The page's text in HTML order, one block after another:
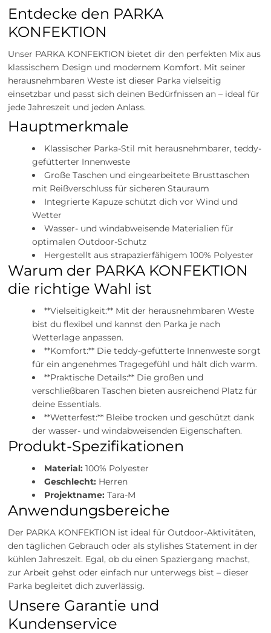
Entdecke den PARKA
KONFEKTION
Unser PARKA KONFEKTION bietet dir den perfekten Mix aus
klassischem Design und modernem Komfort. Mit seiner
herausnehmbaren Weste ist dieser Parka vielseitig
einsetzbar und passt sich deinen Bedürfnissen an – ideal für
jede Jahreszeit und jeden Anlass.
Hauptmerkmale
Klassischer Parka-Stil mit herausnehmbarer, teddy-
gefütterter Innenweste
Große Taschen und eingearbeitete Brusttaschen
mit Reißverschluss für sicheren Stauraum
Integrierte Kapuze schützt dich vor Wind und
Wetter
Wasser- und windabweisende Materialien für
optimalen Outdoor-Schutz
Hergestellt aus strapazierfähigem 100% Polyester
Warum der PARKA KONFEKTION
die richtige Wahl ist
**Vielseitigkeit:** Mit der herausnehmbaren Weste
bist du flexibel und kannst den Parka je nach
Wetterlage anpassen.
**Komfort:** Die teddy-gefütterte Innenweste sorgt
für ein angenehmes Tragegefühl und hält dich warm.
**Praktische Details:** Die großen und
verschließbaren Taschen bieten ausreichend Platz für
deine Essentials.
**Wetterfest:** Bleibe trocken und geschützt dank
der wasser- und windabweisenden Eigenschaften.
Produkt-Spezifikationen
Material: 100% Polyester
Geschlecht: Herren
Projektname: Tara-M
Anwendungsbereiche
Der PARKA KONFEKTION ist ideal für Outdoor-Aktivitäten,
den täglichen Gebrauch oder als stylishes Statement in der
kühlen Jahreszeit. Egal, ob du einen Spaziergang machst,
zur Arbeit gehst oder einfach nur unterwegs bist – dieser
Parka begleitet dich zuverlässig.
Unsere Garantie und
Kundenservice